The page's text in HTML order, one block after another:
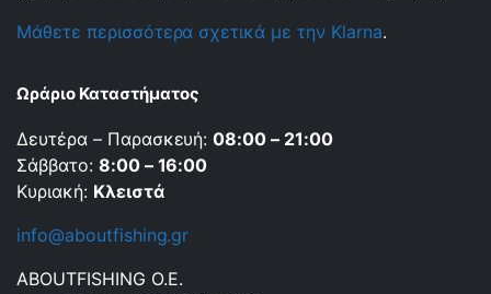
Μάθετε περισσότερα σχετικά με την Klarna.
Ωράριο Καταστήματος
Δευτέρα – Παρασκευή:08:00 – 21:00
Σάββατο: 8:00 – 16:00
Κυριακή: Κλειστά
info@aboutfishing.gr
ABOUTFISHING Ο.Ε.